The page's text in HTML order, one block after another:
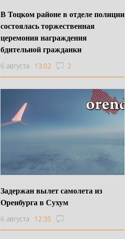
В Тоцком районе в отделе полиции
состоялась торжественная
церемония награждения
бдительной гражданки
6 августа 13:02 2
Задержан вылет самолета из
Оренбурга в Сухум
6 августа 12:35